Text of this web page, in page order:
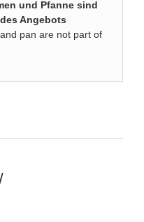
und Pfanne sind
Angebots
pan are not part of